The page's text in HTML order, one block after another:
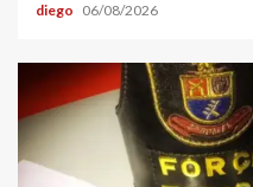
diego 06/08/2026